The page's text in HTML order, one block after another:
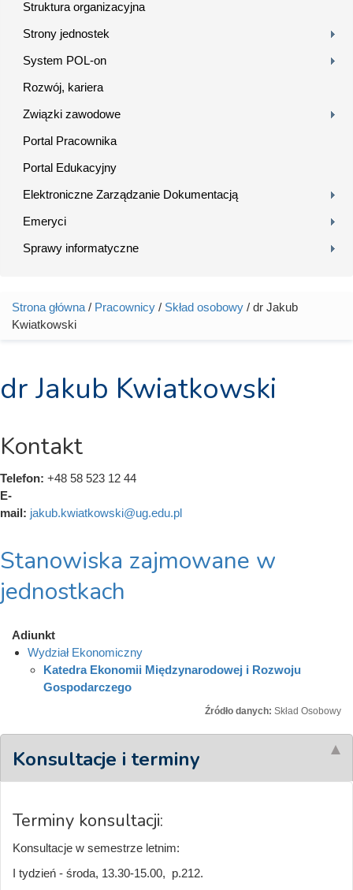
Struktura organizacyjna
Strony jednostek
System POL-on
Rozwój, kariera
Związki zawodowe
Portal Pracownika
Portal Edukacyjny
Elektroniczne Zarządzanie Dokumentacją
Emeryci
Sprawy informatyczne
Jesteś tutaj
Strona główna / Pracownicy / Skład osobowy / dr Jakub
Kwiatkowski
dr Jakub Kwiatkowski
Kontakt
Telefon: +48 58 523 12 44
E-
mail: jakub.kwiatkowski@ug.edu.pl
Stanowiska zajmowane w
jednostkach
Adiunkt
Wydział Ekonomiczny
Katedra Ekonomii Międzynarodowej i Rozwoju
Gospodarczego
Źródło danych: Skład Osobowy
Konsultacje i terminy
Terminy konsultacji:
Konsultacje w semestrze letnim:
I tydzień - środa, 13.30-15.00, p.212.